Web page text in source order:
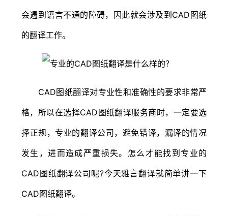
会遇到语言不通的障碍，因此就会涉及到CAD图纸
的翻译工作。
CAD图纸翻译对专业性和准确性的要求非常严
格，所以在选择CAD图纸翻译服务商时，一定要选
择正规，专业的翻译公司，避免错译，漏译的情况
发生，进而造成严重损失。怎么才能找到专业的
CAD图纸翻译公司呢?今天雅言翻译就简单讲一下
CAD图纸翻译。